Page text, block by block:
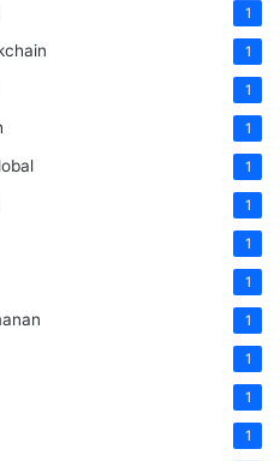
1
1
1
1
1
1
1
1
1
1
1
1